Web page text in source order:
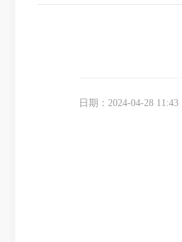
日期：2024-04-28 11:43